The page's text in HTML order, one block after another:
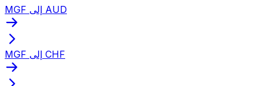
MGF إلى AUD
MGF إلى CHF